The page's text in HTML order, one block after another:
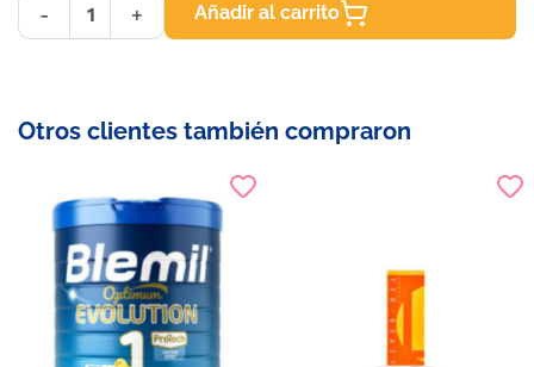
- + Añadir al carrito
Otros clientes también compraron